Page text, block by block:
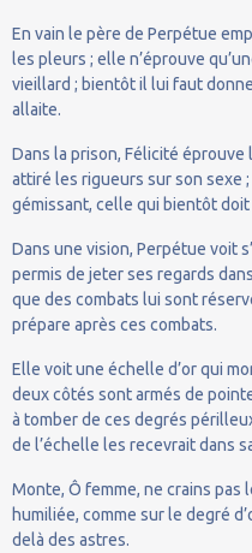
En vain le père de Perpétue
les pleurs ; elle n’éprouve
vieillard ; bientôt il lui faut
allaite.
Dans la prison, Félicité
attiré les rigueurs sur son sexe
gémissant, celle qui bientôt
Dans une vision, Perpétue voit
permis de jeter ses regards
que des combats lui sont
prépare après ces combats.
Elle voit une échelle d’or qui
deux côtés sont armés de
à tomber de ces degrés
de l’échelle les recevrait dans
Monte, Ô femme, ne crains pas
humiliée, comme sur le degré
delà des astres.